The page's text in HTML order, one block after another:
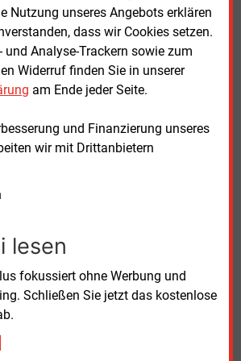
Nutzung unseres Angebots erklären
dass wir Cookies setzen.
und Analyse-Trackern sowie zum
Widerruf finden Sie in unserer
am Ende jeder Seite.
und Finanzierung unseres
wir mit Drittanbietern
lesen
fokussiert ohne Werbung und
Schließen Sie jetzt das kostenlose
Beispiele anbieten und relevante
vernetzen
ist Korbinian Kraus. Er sieht in
Komplexität der Netzausbau-
„Die nächste Phase
ein aktiveres Vorgehen. Wir
und gezielte Unterstützung
in NRW
schreitet voran: Zum
Jahres hatten 37,2 Prozent
direkten Anschluss. Für weitere
eine konkrete Ausbauperspektive.
sieht in der Digitalisierung einen
wirtschaftliche Transformation −